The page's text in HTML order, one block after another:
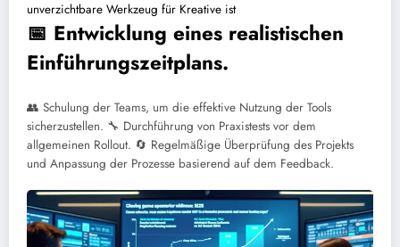
unverzichtbare Werkzeug für Kreative ist
📅 Entwicklung eines realistischen
Einführungszeitplans.
👥 Schulung der Teams, um die effektive Nutzung der Tools
sicherzustellen. 🔧 Durchführung von Praxistests vor dem
allgemeinen Rollout. 🔄 Regelmäßige Überprüfung des Projekts
und Anpassung der Prozesse basierend auf dem Feedback.